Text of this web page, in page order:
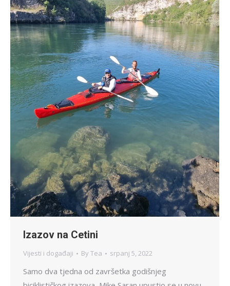
Izazov na Cetini
Vijesti i događaji By Tea srpanj 5, 2022
Samo dva tjedna od završetka godišnjeg